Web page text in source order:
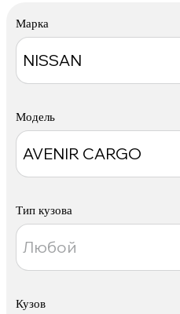
Марка
Модель
Тип кузова
Кузов